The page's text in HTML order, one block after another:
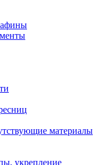
материалы
укрепление